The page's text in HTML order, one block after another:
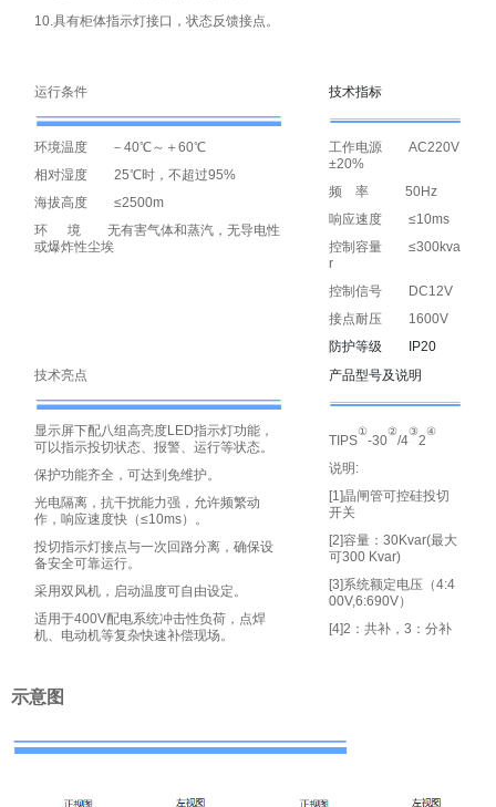
10.具有柜体指示灯接口，状态反馈接点。
运行条件
环境温度 －40℃～＋60℃
相对湿度 25℃时，不超过95%
海拔高度 ≤2500m
环 境 无有害气体和蒸汽，无导电性
或爆炸性尘埃
技术指标
工作电源 AC220V
±20%
频 率 50Hz
响应速度 ≤10ms
控制容量 ≤300kva
r
控制信号 DC12V
接点耐压 1600V
防护等级 IP20
技术亮点
显示屏下配八组高亮度LED指示灯功能，
可以指示投切状态、报警、运行等状态。
保护功能齐全，可达到免维护。
光电隔离，抗干扰能力强，允许频繁动
作，响应速度快（≤10ms）。
投切指示灯接点与一次回路分离，确保设
备安全可靠运行。
采用双风机，启动温度可自由设定。
适用于400V配电系统冲击性负荷，点焊
机、电动机等复杂快速补偿现场。
产品型号及说明
TIPS
①
-30
②
/4
③
2
④
说明:
[1]晶闸管可控硅投切
开关
[2]容量：30Kvar(最大
可300 Kvar)
[3]系统额定电压（4:4
00V,6:690V）
[4]2：共补，3：分补
示意图